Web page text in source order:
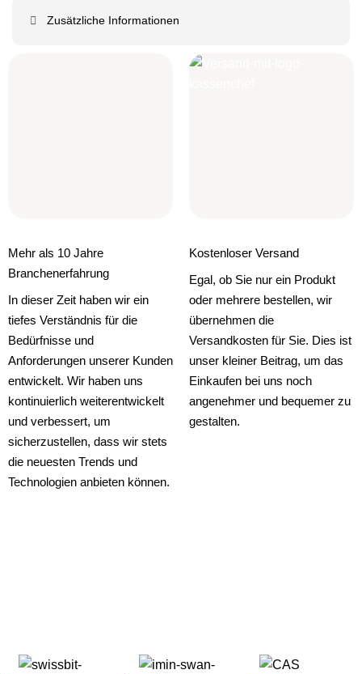
Zusätzliche Informationen
Mehr als 10 Jahre
Branchenerfahrung
In dieser Zeit haben wir ein
tiefes Verständnis für die
Bedürfnisse und
Anforderungen unserer Kunden
entwickelt. Wir haben uns
kontinuierlich weiterentwickelt
und verbessert, um
sicherzustellen, dass wir stets
die neuesten Trends und
Technologien anbieten können.
Kostenloser Versand
Egal, ob Sie nur ein Produkt
oder mehrere bestellen, wir
übernehmen die
Versandkosten für Sie. Dies ist
unser kleiner Beitrag, um das
Einkaufen bei uns noch
angenehmer und bequemer zu
gestalten.